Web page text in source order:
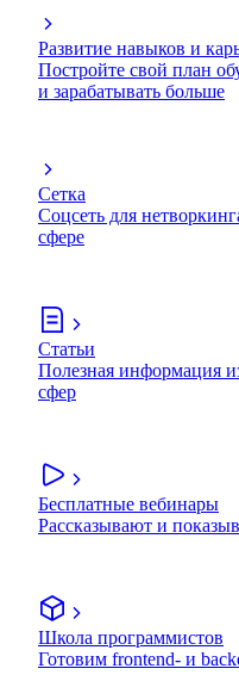
Развитие навыков и
Постройте свой план
и зарабатывать больше
Сетка
Соцсеть для
сфере
Статьи
Полезная информация
сфер
Бесплатные вебинары
Рассказывают и
Школа программистов
Готовим frontend- и